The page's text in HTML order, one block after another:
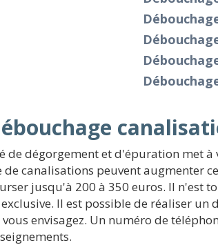
de dégorgement et d'épuration met
de canalisations peuvent augmenter
jusqu'à 200 à 350 euros. Il n'est
exclusive. Il est possible de réaliser
envisagez. Un numéro de